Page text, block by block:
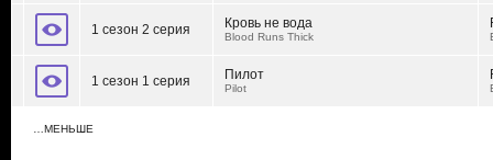
1 сезон 2 серия Кровь не вода
Blood Runs Thick
1 сезон 1 серия Пилот
Pilot
…МЕНЬШЕ